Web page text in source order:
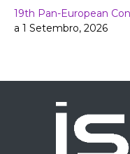
19th Pan-European
a 1 Setembro, 2026